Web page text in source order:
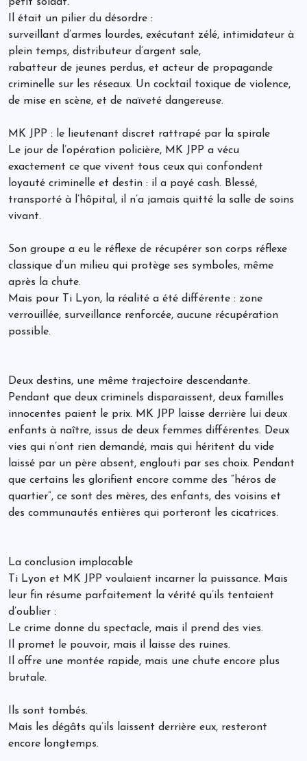
Il était un pilier du désordre :
surveillant d’armes lourdes, exécutant zélé, intimidateur à
plein temps, distributeur d’argent sale,
rabatteur de jeunes perdus, et acteur de propagande
criminelle sur les réseaux. Un cocktail toxique de violence,
de mise en scène, et de naïveté dangereuse.
MK JPP : le lieutenant discret rattrapé par la spirale
Le jour de l’opération policière, MK JPP a vécu
exactement ce que vivent tous ceux qui confondent
loyauté criminelle et destin : il a payé cash. Blessé,
transporté à l’hôpital, il n’a jamais quitté la salle de soins
vivant.
Son groupe a eu le réflexe de récupérer son corps réflexe
classique d’un milieu qui protège ses symboles, même
après la chute.
Mais pour Ti Lyon, la réalité a été différente : zone
verrouillée, surveillance renforcée, aucune récupération
possible.
Deux destins, une même trajectoire descendante.
Pendant que deux criminels disparaissent, deux familles
innocentes paient le prix. MK JPP laisse derrière lui deux
enfants à naître, issus de deux femmes différentes. Deux
vies qui n’ont rien demandé, mais qui héritent du vide
laissé par un père absent, englouti par ses choix. Pendant
que certains les glorifient encore comme des “héros de
quartier”, ce sont des mères, des enfants, des voisins et
des communautés entières qui porteront les cicatrices.
La conclusion implacable
Ti Lyon et MK JPP voulaient incarner la puissance. Mais
leur fin résume parfaitement la vérité qu’ils tentaient
d’oublier :
Le crime donne du spectacle, mais il prend des vies.
Il promet le pouvoir, mais il laisse des ruines.
Il offre une montée rapide, mais une chute encore plus
brutale.
Ils sont tombés.
Mais les dégâts qu’ils laissent derrière eux, resteront
encore longtemps.